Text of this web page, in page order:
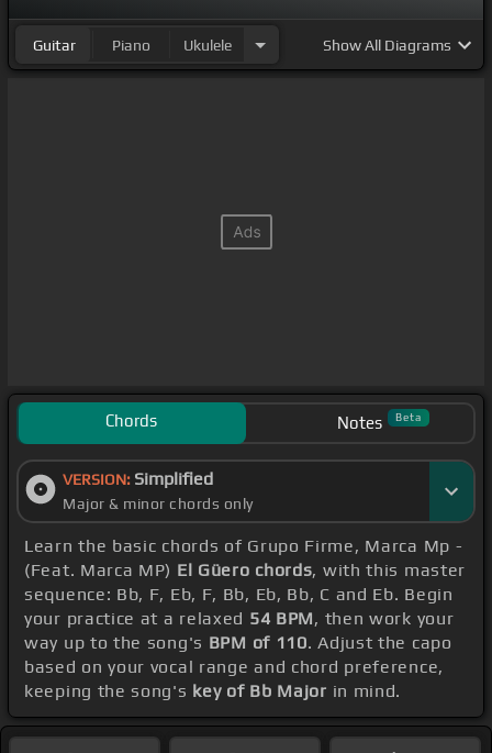
Guitar Piano Ukulele ShowAll Diagrams
Chords Notes Beta
VERSION: Simplified
Major & minor chords only
Learn the basic chords of Grupo Firme, Marca Mp -
(Feat. Marca MP) El Güero chords, with this master
sequence: Bb, F, Eb, F, Bb, Eb, Bb, C and Eb. Begin
your practice at a relaxed 54 BPM, then work your
way up to the song's BPM of 110. Adjust the capo
based on your vocal range and chord preference,
keeping the song's key of Bb Major in mind.